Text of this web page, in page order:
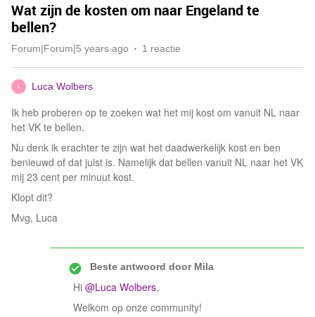
Wat zijn de kosten om naar Engeland te
bellen?
Forum|Forum|5 years ago 1 reactie
L Luca Wolbers
Ik heb proberen op te zoeken wat het mij kost om vanuit NL naar
het VK te bellen.
Nu denk ik erachter te zijn wat het daadwerkelijk kost en ben
benieuwd of dat juist is. Namelijk dat bellen vanuit NL naar het VK
mij 23 cent per minuut kost.
Klopt dit?
Mvg, Luca
Beste antwoord doorMila
Hi @Luca Wolbers,
Welkom op onze community!